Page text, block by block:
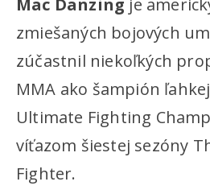
zmiešaných bojových
zúčastnil niekoľkých
MMA ako šampión
Ultimate Fighting
víťazom šiestej sezóny
Fighter.